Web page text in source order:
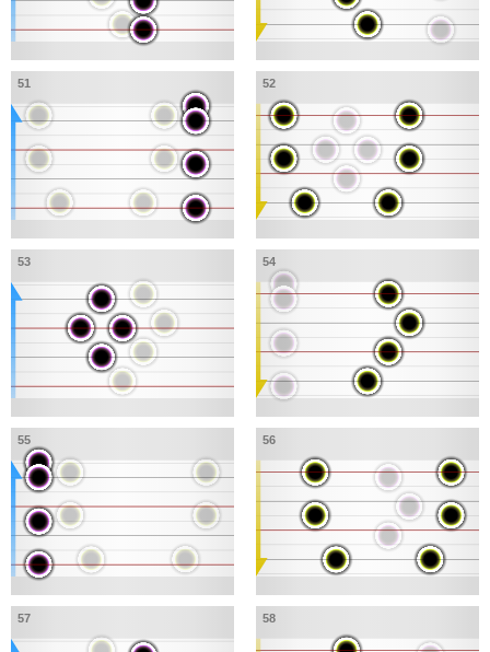
51 52
53 54
55 56
57 58